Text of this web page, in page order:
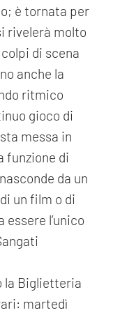
è tornata per
rivelerà molto
di scena
anche la
ritmico
gioco di
messa in
funzione di
da un
un film o di
l’unico
la Biglietteria
martedì